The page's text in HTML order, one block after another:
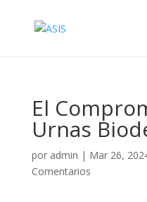
El
Urnas
por admin | Mar 26,
Comentarios